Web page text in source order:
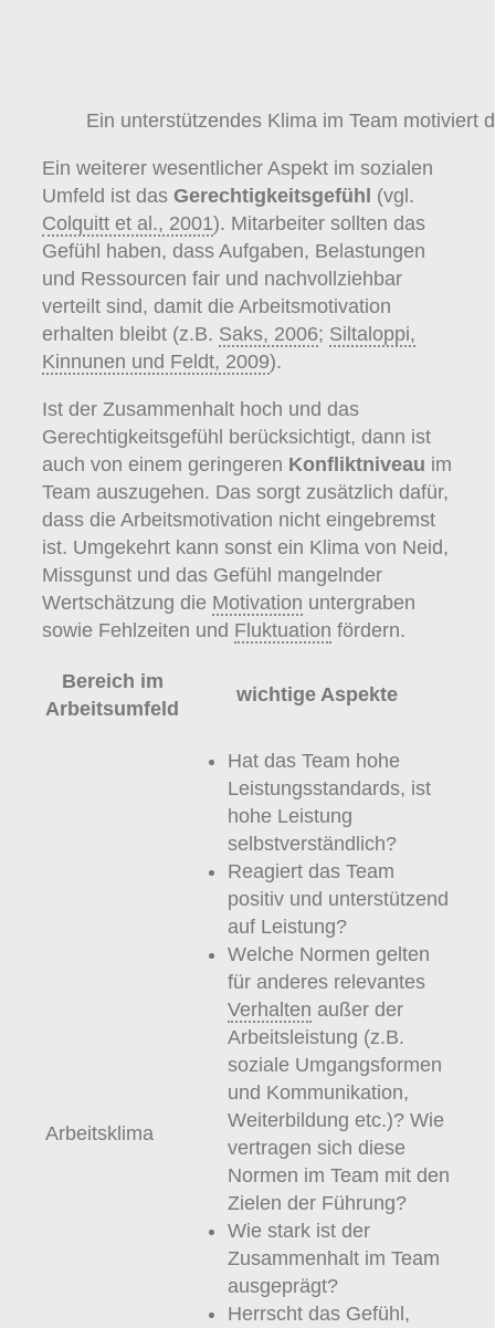
Ein unterstützendes Klima im Team motiviert
Ein weiterer wesentlicher Aspekt im sozialen
Umfeld ist das Gerechtigkeitsgefühl (vgl.
Colquitt et al., 2001). Mitarbeiter sollten das
Gefühl haben, dass Aufgaben, Belastungen
und Ressourcen fair und nachvollziehbar
verteilt sind, damit die Arbeitsmotivation
erhalten bleibt (z.B. Saks, 2006; Siltaloppi,
Kinnunen und Feldt, 2009).
Ist der Zusammenhalt hoch und das
Gerechtigkeitsgefühl berücksichtigt, dann ist
auch von einem geringeren Konfliktniveau im
Team auszugehen. Das sorgt zusätzlich dafür,
dass die Arbeitsmotivation nicht eingebremst
ist. Umgekehrt kann sonst ein Klima von Neid,
Missgunst und das Gefühl mangelnder
Wertschätzung die Motivation untergraben
sowie Fehlzeiten und Fluktuation fördern.
Bereich im
Arbeitsumfeld
wichtige Aspekte
Arbeitsklima
Hat das Team hohe
Leistungsstandards, ist
hohe Leistung
selbstverständlich?
Reagiert das Team
positiv und unterstützend
auf Leistung?
Welche Normen gelten
für anderes relevantes
Verhalten außer der
Arbeitsleistung (z.B.
soziale Umgangsformen
und Kommunikation,
Weiterbildung etc.)? Wie
vertragen sich diese
Normen im Team mit den
Zielen der Führung?
Wie stark ist der
Zusammenhalt im Team
ausgeprägt?
Herrscht das Gefühl,